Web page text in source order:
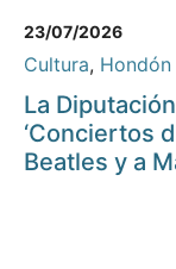
23/07/2026
Cultura,
La
‘Conciertos
Beatles y a